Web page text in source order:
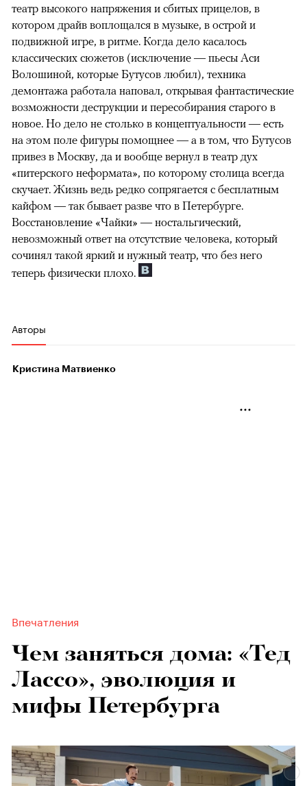
театр высокого напряжения и сбитых прицелов, в
котором драйв воплощался в музыке, в острой и
подвижной игре, в ритме. Когда дело касалось
классических сюжетов (исключение — пьесы Аси
Волошиной, которые Бутусов любил), техника
демонтажа работала наповал, открывая фантастические
возможности деструкции и пересобирания старого в
новое. Но дело не столько в концептуальности — есть
на этом поле фигуры помощнее — а в том, что Бутусов
привез в Москву, да и вообще вернул в театр дух
«питерского неформата», по которому столица всегда
скучает. Жизнь ведь редко сопрягается с бесплатным
кайфом — так бывает разве что в Петербурге.
Восстановление «Чайки» — ностальгический,
невозможный ответ на отсутствие человека, который
сочинял такой яркий и нужный театр, что без него
теперь физически плохо.
Авторы
Кристина Матвиенко
Впечатления
Чем заняться дома: «Тед
Лассо», эволюция и
мифы Петербурга